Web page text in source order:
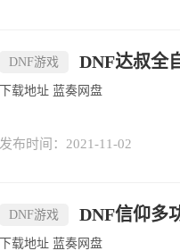
DNF游戏 DNF达叔全
下载地址 蓝奏网盘
发布时间：2021-11-02
DNF游戏 DNF信仰多
下载地址 蓝奏网盘